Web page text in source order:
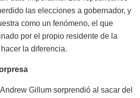
las elecciones a gobernador, y
como un fenómeno, el que
por el propio residente de la
la diferencia.
Gillum sorprendió al sacar del